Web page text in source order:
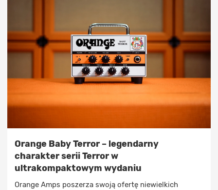
Orange Baby Terror – legendarny
charakter serii Terror w
ultrakompaktowym wydaniu
Orange Amps poszerza swoją ofertę niewielkich